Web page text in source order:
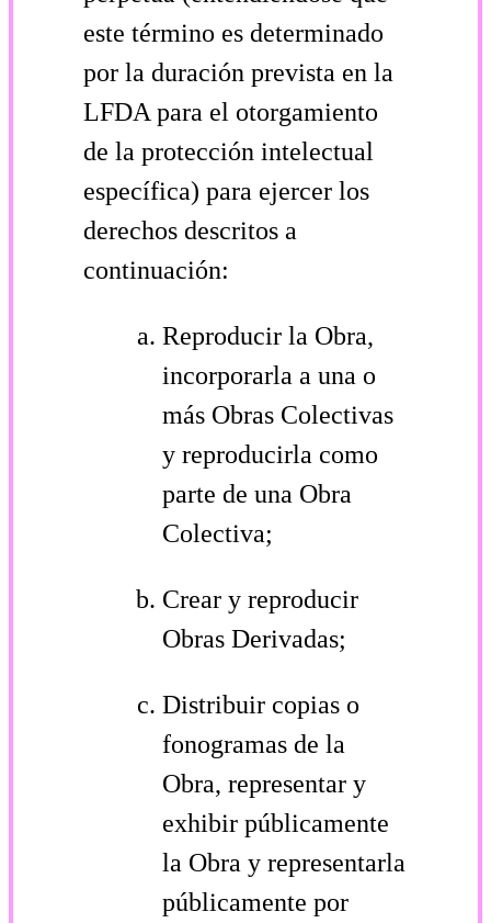
este término es determinado
por la duración prevista en la
LFDA para el otorgamiento
de la protección intelectual
específica) para ejercer los
derechos descritos a
continuación:
Reproducir la Obra,
incorporarla a una o
más Obras Colectivas
y reproducirla como
parte de una Obra
Colectiva;
Crear y reproducir
Obras Derivadas;
Distribuir copias o
fonogramas de la
Obra, representar y
exhibir públicamente
la Obra y representarla
públicamente por